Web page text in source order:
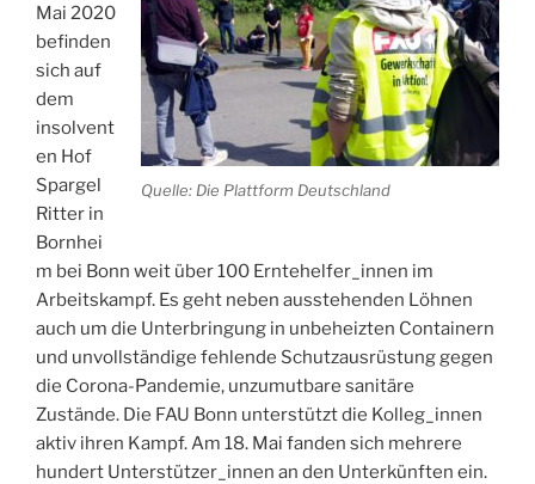
Quelle: Die Plattform Deutschland
Mai 2020
befinden
sich auf
dem
insolvent
en Hof
Spargel
Ritter in
Bornhei
m bei Bonn weit über 100 Erntehelfer_innen im
Arbeitskampf. Es geht neben ausstehenden Löhnen
auch um die Unterbringung in unbeheizten Containern
und unvollständige fehlende Schutzausrüstung gegen
die Corona-Pandemie, unzumutbare sanitäre
Zustände. Die FAU Bonn unterstützt die Kolleg_innen
aktiv ihren Kampf. Am 18. Mai fanden sich mehrere
hundert Unterstützer_innen an den Unterkünften ein.